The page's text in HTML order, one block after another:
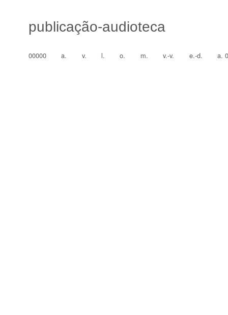
publicação-audioteca
00000 a. v. l. o. m. v.-v. e.-d. a.